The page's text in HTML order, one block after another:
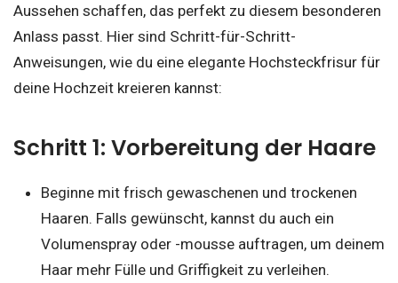
Aussehen schaffen, das perfekt zu diesem besonderen
Anlass passt. Hier sind Schritt-für-Schritt-
Anweisungen, wie du eine elegante Hochsteckfrisur für
deine Hochzeit kreieren kannst:
Schritt 1: Vorbereitung der Haare
Beginne mit frisch gewaschenen und trockenen
Haaren. Falls gewünscht, kannst du auch ein
Volumenspray oder -mousse auftragen, um deinem
Haar mehr Fülle und Griffigkeit zu verleihen.